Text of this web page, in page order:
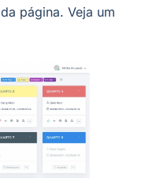
página. Veja um